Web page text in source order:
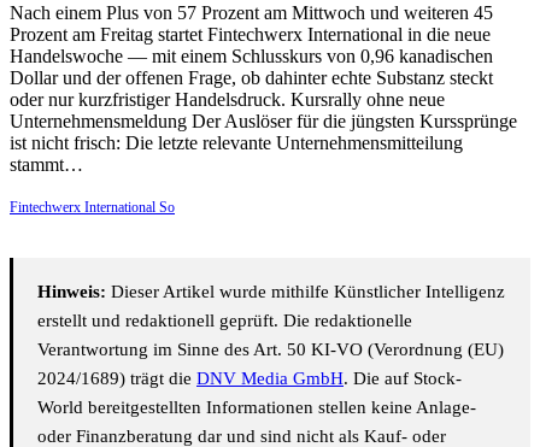
Nach einem Plus von 57 Prozent am Mittwoch und weiteren 45
Prozent am Freitag startet Fintechwerx International in die neue
Handelswoche — mit einem Schlusskurs von 0,96 kanadischen
Dollar und der offenen Frage, ob dahinter echte Substanz steckt
oder nur kurzfristiger Handelsdruck. Kursrally ohne neue
Unternehmensmeldung Der Auslöser für die jüngsten Kurssprünge
ist nicht frisch: Die letzte relevante Unternehmensmitteilung
stammt…
Fintechwerx International So
Hinweis: Dieser Artikel wurde mithilfe Künstlicher Intelligenz
erstellt und redaktionell geprüft. Die redaktionelle
Verantwortung im Sinne des Art. 50 KI-VO (Verordnung (EU)
2024/1689) trägt die DNV Media GmbH. Die auf Stock-
World bereitgestellten Informationen stellen keine Anlage-
oder Finanzberatung dar und sind nicht als Kauf- oder